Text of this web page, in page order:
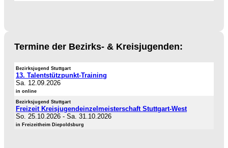
Termine der Bezirks- & Kreisjugenden:
Bezirksjugend Stuttgart
13. Talentstützpunkt-Training
Sa. 12.09.2026
in online
Bezirksjugend Stuttgart
Freizeit Kreisjugendeinzelmeisterschaft Stuttgart-West
So. 25.10.2026 - Sa. 31.10.2026
in Freizeitheim Diepoldsburg